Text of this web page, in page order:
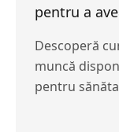
pentru a
Descoperă
muncă
pentru